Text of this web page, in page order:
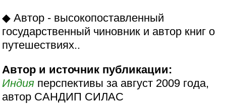
◆ Автор - высокопоставленный
государственный чиновник и автор книг о
путешествиях..
Автор и источник публикации:
Индия перспективы за август 2009 года,
автор САНДИП СИЛАС